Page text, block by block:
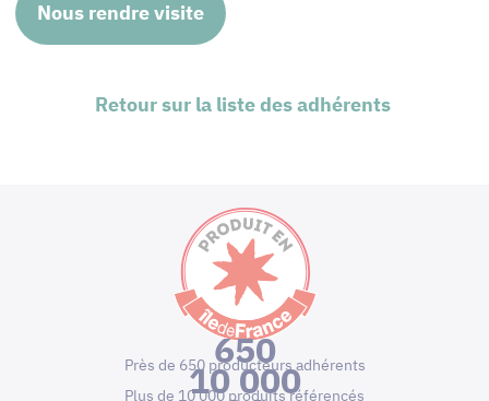
Nous rendre visite
Retour sur la liste des adhérents
650
Près de 650 producteurs adhérents
10 000
Plus de 10 000 produits référencés